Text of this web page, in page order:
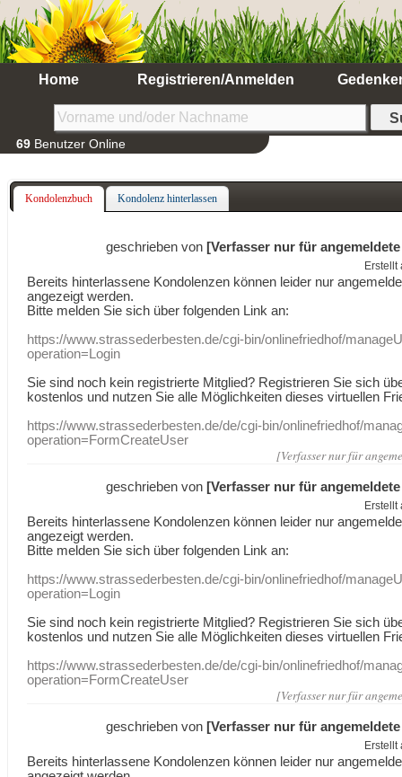
Home Registrieren/Anmelden
69 Benutzer Online
Kondolenzbuch Kondolenz hinterlassen
geschrieben von [Verfasser nur für
Erstellt
Bereits hinterlassene Kondolenzen können leider nur
angezeigt werden.
Bitte melden Sie sich über folgenden Link an:
https://www.strassederbesten.de/cgi-bin/onlinefriedhof/
operation=Login
Sie sind noch kein registrierte Mitglied? Registrieren Sie sich
kostenlos und nutzen Sie alle Möglichkeiten dieses virtuellen
https://www.strassederbesten.de/de/cgi-bin/onlinefriedhof/
operation=FormCreateUser
[Verfasser nur für
geschrieben von [Verfasser nur für
Erstellt
Bereits hinterlassene Kondolenzen können leider nur
angezeigt werden.
Bitte melden Sie sich über folgenden Link an:
https://www.strassederbesten.de/cgi-bin/onlinefriedhof/
operation=Login
Sie sind noch kein registrierte Mitglied? Registrieren Sie sich
kostenlos und nutzen Sie alle Möglichkeiten dieses virtuellen
https://www.strassederbesten.de/de/cgi-bin/onlinefriedhof/
operation=FormCreateUser
[Verfasser nur für
geschrieben von [Verfasser nur für
Erstellt
Bereits hinterlassene Kondolenzen können leider nur